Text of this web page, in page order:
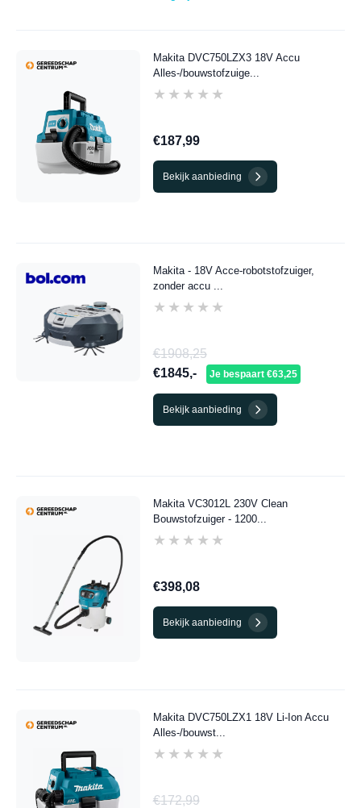
Makita DVC750LZX3 18V Accu
Alles-/bouwstofzuige...
★★★★★
★★★★★
€187,99
Bekijk aanbieding
Makita - 18V Acce-robotstofzuiger,
zonder accu ...
★★★★★
★★★★★
€1908,25
€1845,-
Je bespaart €63,25
Bekijk aanbieding
Makita VC3012L 230V Clean
Bouwstofzuiger - 1200...
★★★★★
★★★★★
€398,08
Bekijk aanbieding
Makita DVC750LZX1 18V Li-Ion Accu
Alles-/bouwst...
★★★★★
★★★★★
€172,99